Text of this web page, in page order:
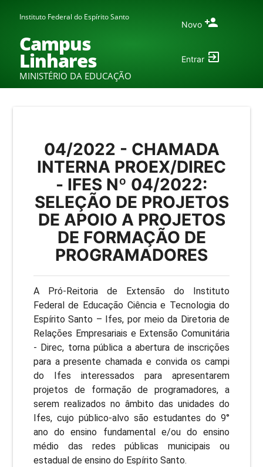
Instituto Federal do Espírito Santo
Campus
Linhares
MINISTÉRIO DA EDUCAÇÃO
Novo
Entrar
04/2022 - CHAMADA
INTERNA PROEX/DIREC
- IFES Nº 04/2022:
SELEÇÃO DE PROJETOS
DE APOIO A PROJETOS
DE FORMAÇÃO DE
PROGRAMADORES
A Pró-Reitoria de Extensão do Instituto
Federal de Educação Ciência e Tecnologia do
Espírito Santo – Ifes, por meio da Diretoria de
Relações Empresariais e Extensão Comunitária
- Direc, torna pública a abertura de inscrições
para a presente chamada e convida os campi
do Ifes interessados para apresentarem
projetos de formação de programadores, a
serem realizados no âmbito das unidades do
Ifes, cujo público-alvo são estudantes do 9°
ano do ensino fundamental e/ou do ensino
médio das redes públicas municipais ou
estadual de ensino do Espírito Santo.